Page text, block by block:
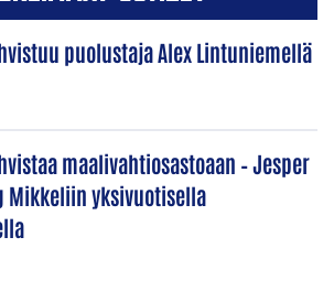
puolustaja Alex Lintuniemellä
maalivahtiosastoaan – Jesper
Mikkeliin yksivuotisella